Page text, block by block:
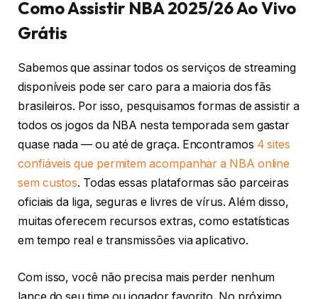
Como Assistir NBA 2025/26 Ao Vivo
Grátis
Sabemos que assinar todos os serviços de streaming
disponíveis pode ser caro para a maioria dos fãs
brasileiros. Por isso, pesquisamos formas de assistir a
todos os jogos da NBA nesta temporada sem gastar
quase nada — ou até de graça. Encontramos 4 sites
confiáveis que permitem acompanhar a NBA online
sem custos. Todas essas plataformas são parceiras
oficiais da liga, seguras e livres de vírus. Além disso,
muitas oferecem recursos extras, como estatísticas
em tempo real e transmissões via aplicativo.
Com isso, você não precisa mais perder nenhum
lance do seu time ou jogador favorito. No próximo